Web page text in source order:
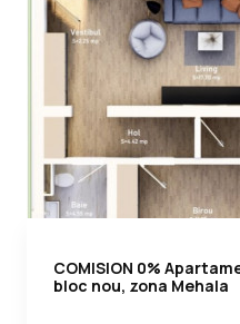
COMISION 0%
bloc nou, zona Mehala